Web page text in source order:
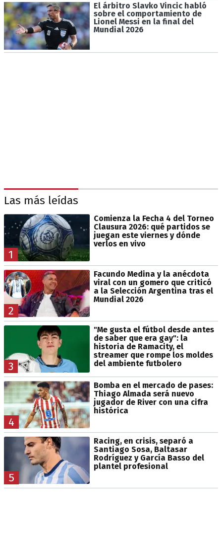
El árbitro Slavko Vincic habló
sobre el comportamiento de
Lionel Messi en la final del
Mundial 2026
Las más leídas
1
Comienza la Fecha 4 del Torneo
Clausura 2026: qué partidos se
juegan este viernes y dónde
verlos en vivo
2
Facundo Medina y la anécdota
viral con un gomero que criticó
a la Selección Argentina tras el
Mundial 2026
3
"Me gusta el fútbol desde antes
de saber que era gay": la
historia de Ramacity, el
streamer que rompe los moldes
del ambiente futbolero
4
Bomba en el mercado de pases:
Thiago Almada será nuevo
jugador de River con una cifra
histórica
5
Racing, en crisis, separó a
Santiago Sosa, Baltasar
Rodríguez y García Basso del
plantel profesional